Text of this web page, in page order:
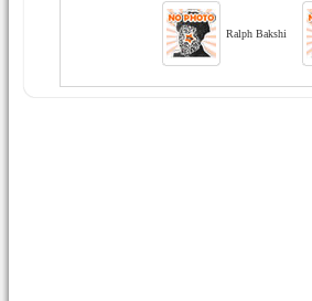
Ralph Bakshi